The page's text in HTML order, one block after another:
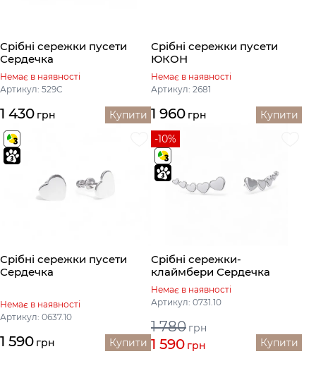
Срібні сережки пусети
Сердечка
Немає в наявності
Артикул: 529С
1 430 грн Купити
Срібні сережки пусети
ЮКОН
Немає в наявності
Артикул: 2681
1 960 грн Купити
Срібні сережки пусети
Сердечка
Немає в наявності
Артикул: 0637.10
1 590 грн Купити
-10%
Срібні сережки-
клаймбери Сердечка
Немає в наявності
Артикул: 0731.10
1 780 грн
1 590 грн Купити